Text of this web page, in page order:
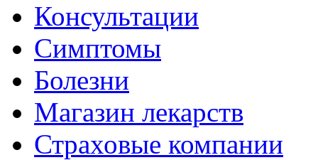
Консультации
Симптомы
Болезни
Магазин лекарств
Страховые компании